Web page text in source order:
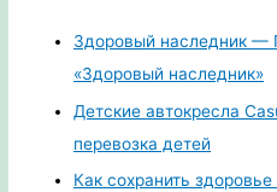
Здоровый наследник —
«Здоровый наследник»
Детские автокресла
перевозка детей
Как сохранить здоровье